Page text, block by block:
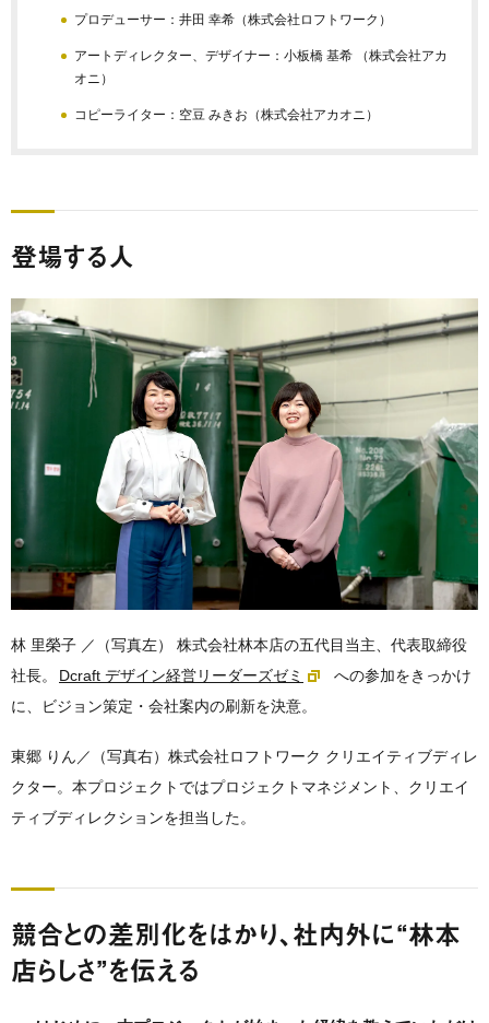
プロデューサー：井田 幸希（株式会社ロフトワーク）
アートディレクター、デザイナー：小板橋 基希 （株式会社アカ
オニ）
コピーライター：空豆 みきお（株式会社アカオニ）
登場する人
林 里榮子 ／（写真左） 株式会社林本店の五代目当主、代表取締役
社長。
Dcraft デザイン経営リーダーズゼミ
への参加をきっかけ
に、ビジョン策定・会社案内の刷新を決意。
東郷 りん／（写真右）株式会社ロフトワーク クリエイティブディレ
クター。本プロジェクトではプロジェクトマネジメント、クリエイ
ティブディレクションを担当した。
競合との差別化をはかり、社内外に“林本
店らしさ”を伝える